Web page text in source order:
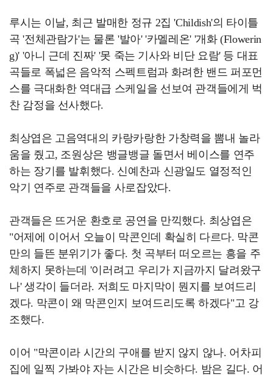
루시는 이날, 최근 발매한 정규 2집 'Childish'의 타이틀
곡 '전체관람가'는 물론 '발아' '카멜레온' '개화 (Flowerin
g)' '아니 근데 진짜' '못 죽는 기사와 비단 요람' 등 대표
곡들로 폭넓은 음악적 스펙트럼과 화려한 밴드 퍼포먼
스를 극대화한 역대급 스케일을 선보여 관객들에게 벅
찬 감정을 선사했다.
최상엽은 고음역대의 카랑카랑한 가창력을 뽐내 놀라
움을 줬고, 조원상은 뱅글뱅글 돌면서 베이스를 연주
하는 장기를 발휘했다. 신예찬과 신광일도 열정적인
악기 연주로 관객들을 사로잡았다.
관객들은 뜨거운 환호로 공연을 만끽했다. 최상엽은
"어제에 이어서 오늘이 막콘인데 확실히 다르다. 막콘
만의 들뜬 분위기가 좋다. 첫 곡부터 떠오르는 흥을 주
체하지 못하는데 '이러려고 우리가 지금까지 달려왔구
나' 생각이 들더라. 저희도 마지막이 뭔지를 보여드리
겠다. 막콘이 왜 막콘인지 보여드리도록 하겠다"고 강
조했다.
이어 "막콘이라 시간의 구애를 받지 않지 않나. 어차피
집에 일찍 가봐야 자는 시간은 비슷하다. 밤은 길다. 어